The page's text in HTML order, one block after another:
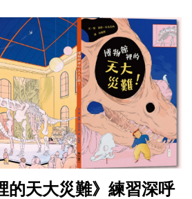
的天大災難》練習深呼